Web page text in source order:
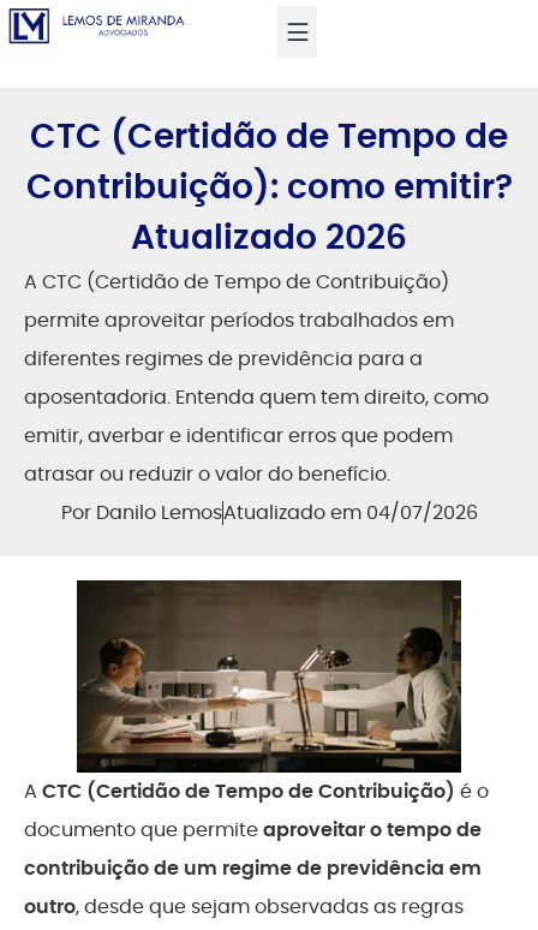
CTC (Certidão de Tempo de
Contribuição): como emitir?
Atualizado 2026
A CTC (Certidão de Tempo de Contribuição)
permite aproveitar períodos trabalhados em
diferentes regimes de previdência para a
aposentadoria. Entenda quem tem direito, como
emitir, averbar e identificar erros que podem
atrasar ou reduzir o valor do benefício.
PorDanilo LemosAtualizado em 04/07/2026
A CTC (Certidão de Tempo de Contribuição) é o
documento que permiteaproveitar o tempo de
contribuição de um regime de previdência em
outro, desde que sejam observadas as regras